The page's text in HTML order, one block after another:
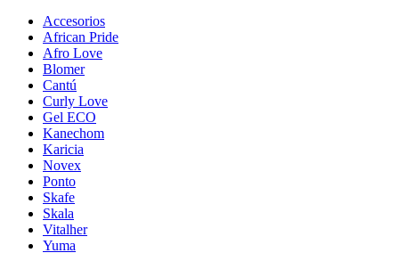
Accesorios
African Pride
Afro Love
Blomer
Cantú
Curly Love
Gel ECO
Kanechom
Karicia
Novex
Ponto
Skafe
Skala
Vitalher
Yuma